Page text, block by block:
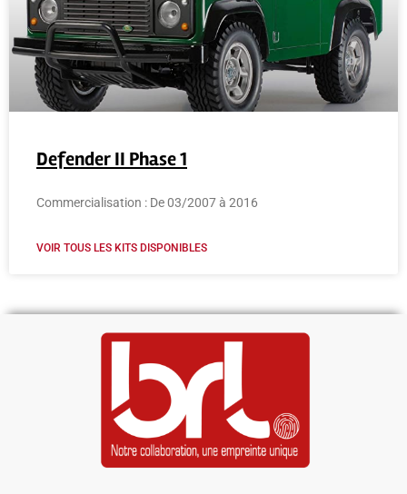
Defender II Phase 1
Commercialisation : De 03/2007 à 2016
VOIR TOUS LES KITS DISPONIBLES